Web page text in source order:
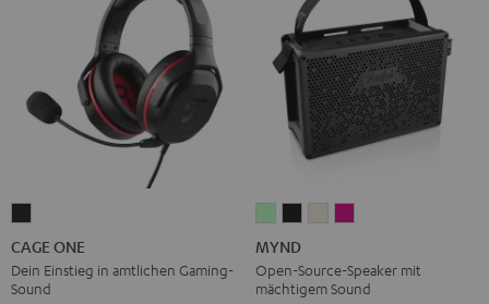
ONE
Night
Black
CAGE ONE
Dein Einstieg in amtlichen Gaming-
Sound
Light
MintBlackWhiteBerry
MYND
Open-Source-Speaker mit
mächtigem Sound